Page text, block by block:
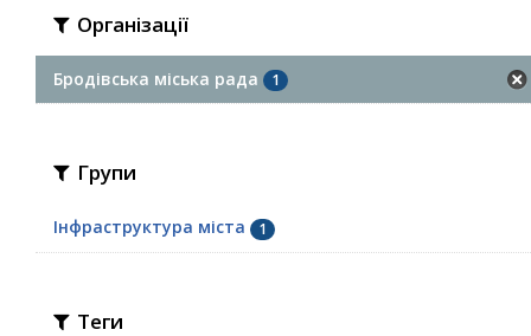
Організації
Бродівська міська рада 1
Групи
Інфраструктура міста 1
Теги